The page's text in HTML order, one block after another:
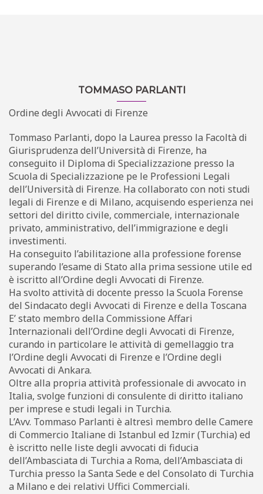
TOMMASO PARLANTI
Ordine degli Avvocati di Firenze
Tommaso Parlanti, dopo la Laurea presso la Facoltà di
Giurisprudenza dell’Università di Firenze, ha
conseguito il Diploma di Specializzazione presso la
Scuola di Specializzazione pe le Professioni Legali
dell’Università di Firenze. Ha collaborato con noti studi
legali di Firenze e di Milano, acquisendo esperienza nei
settori del diritto civile, commerciale, internazionale
privato, amministrativo, dell’immigrazione e degli
investimenti.
Ha conseguito l’abilitazione alla professione forense
superando l’esame di Stato alla prima sessione utile ed
è iscritto all’Ordine degli Avvocati di Firenze.
Ha svolto attività di docente presso la Scuola Forense
del Sindacato degli Avvocati di Firenze e della Toscana
E’ stato membro della Commissione Affari
Internazionali dell’Ordine degli Avvocati di Firenze,
curando in particolare le attività di gemellaggio tra
l’Ordine degli Avvocati di Firenze e l’Ordine degli
Avvocati di Ankara.
Oltre alla propria attività professionale di avvocato in
Italia, svolge funzioni di consulente di diritto italiano
per imprese e studi legali in Turchia.
L’Avv. Tommaso Parlanti è altresì membro delle Camere
di Commercio Italiane di Istanbul ed Izmir (Turchia) ed
è iscritto nelle liste degli avvocati di fiducia
dell’Ambasciata di Turchia a Roma, dell’Ambasciata di
Turchia presso la Santa Sede e del Consolato di Turchia
a Milano e dei relativi Uffici Commerciali.